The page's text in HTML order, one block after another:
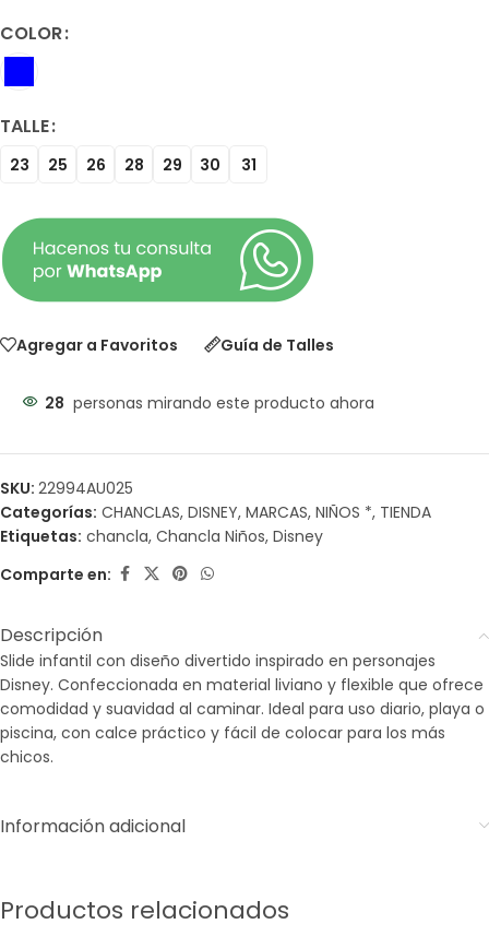
COLOR
TALLE
23 25 26 28 29 30 31
Agregar a Favoritos Guía de Talles
28 personas mirando este producto ahora
SKU: 22994AU025
Categorías: CHANCLAS, DISNEY, MARCAS, NIÑOS *, TIENDA
Etiquetas: chancla, Chancla Niños, Disney
Comparte en:
Descripción
Slide infantil con diseño divertido inspirado en personajes
Disney. Confeccionada en material liviano y flexible que ofrece
comodidad y suavidad al caminar. Ideal para uso diario, playa o
piscina, con calce práctico y fácil de colocar para los más
chicos.
Información adicional
Productos relacionados